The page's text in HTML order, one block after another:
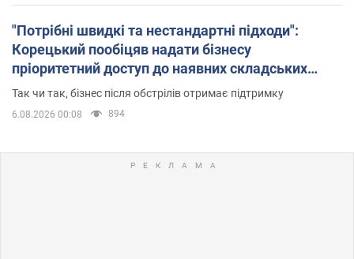
"Потрібні швидкі та нестандартні підходи":
Корецький пообіцяв надати бізнесу
пріоритетний доступ до наявних складських
приміщень
Так чи так, бізнес після обстрілів отримає підтримку
6.08.2026 00:08 894